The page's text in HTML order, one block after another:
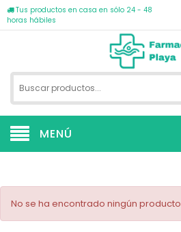
Tus productos en casa en sólo 24 - 48
horas hábiles
MENÚ
No se ha encontrado ningún producto